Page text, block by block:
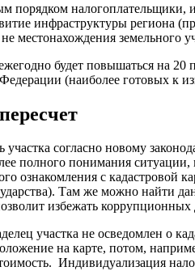
порядком налогоплательщики,
инфраструктуры региона
местонахождения земельного
будет повышаться на 20
(наиболее готовых к
участка согласно новому
полного понимания
ознакомления с кадастровой
Там же можно найти
избежать
участка не осведомлен о
на карте, потом,
Индивидуализация